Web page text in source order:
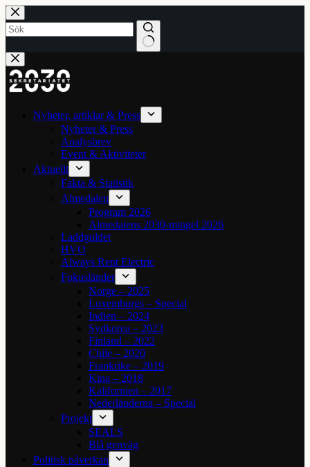
Hoppa
till
innehåll
Inga
resultat
Nyheter, artiklar & Press
Nyheter & Press
Analysbrev
Event & Aktiviteter
Aktuellt
Fakta & Statistik
Almedalen
Program 2026
Almedalens 2030-mingel 2026
Laddguldet
HVO
Always Rent Electric
Fokusländer
Norge – 2025
Luxemburgs – Special
Indien – 2024
Sydkorea – 2023
Finland – 2022
Chile – 2020
Frankrike – 2019
Kina – 2018
Kalifornien – 2017
Nederländerna – Special
Projekt
SEALS
Blå genväg
Politisk påverkan